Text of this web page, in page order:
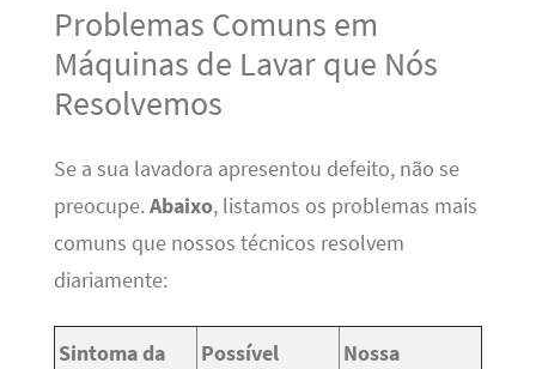
Problemas Comuns em
Máquinas de Lavar que Nós
Resolvemos
Se a sua lavadora apresentou defeito, não se
preocupe. Abaixo, listamos os problemas mais
comuns que nossos técnicos resolvem
diariamente:
Sintoma da
Possível
Nossa